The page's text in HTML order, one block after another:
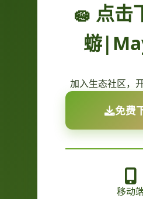
🧽 点击
蝣
加入生态社区，
免费
移动